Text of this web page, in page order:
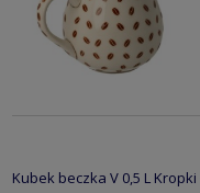
Kubek beczka V 0,5 L